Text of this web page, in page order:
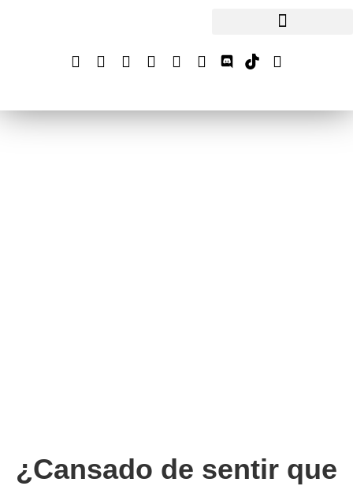
¿Cansado de sentir que